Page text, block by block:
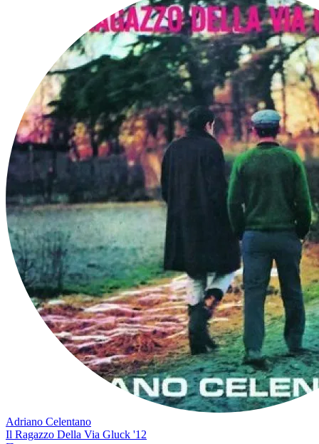
Adriano Celentano
Il Ragazzo Della Via Gluck '12